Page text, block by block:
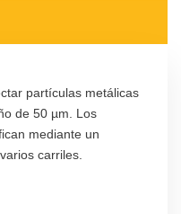
partículas metálicas
de 50 µm. Los
mediante un
carriles.